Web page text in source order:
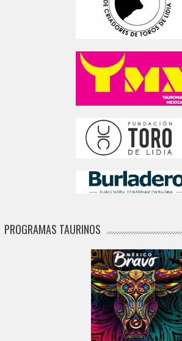
PROGRAMAS TAURINOS